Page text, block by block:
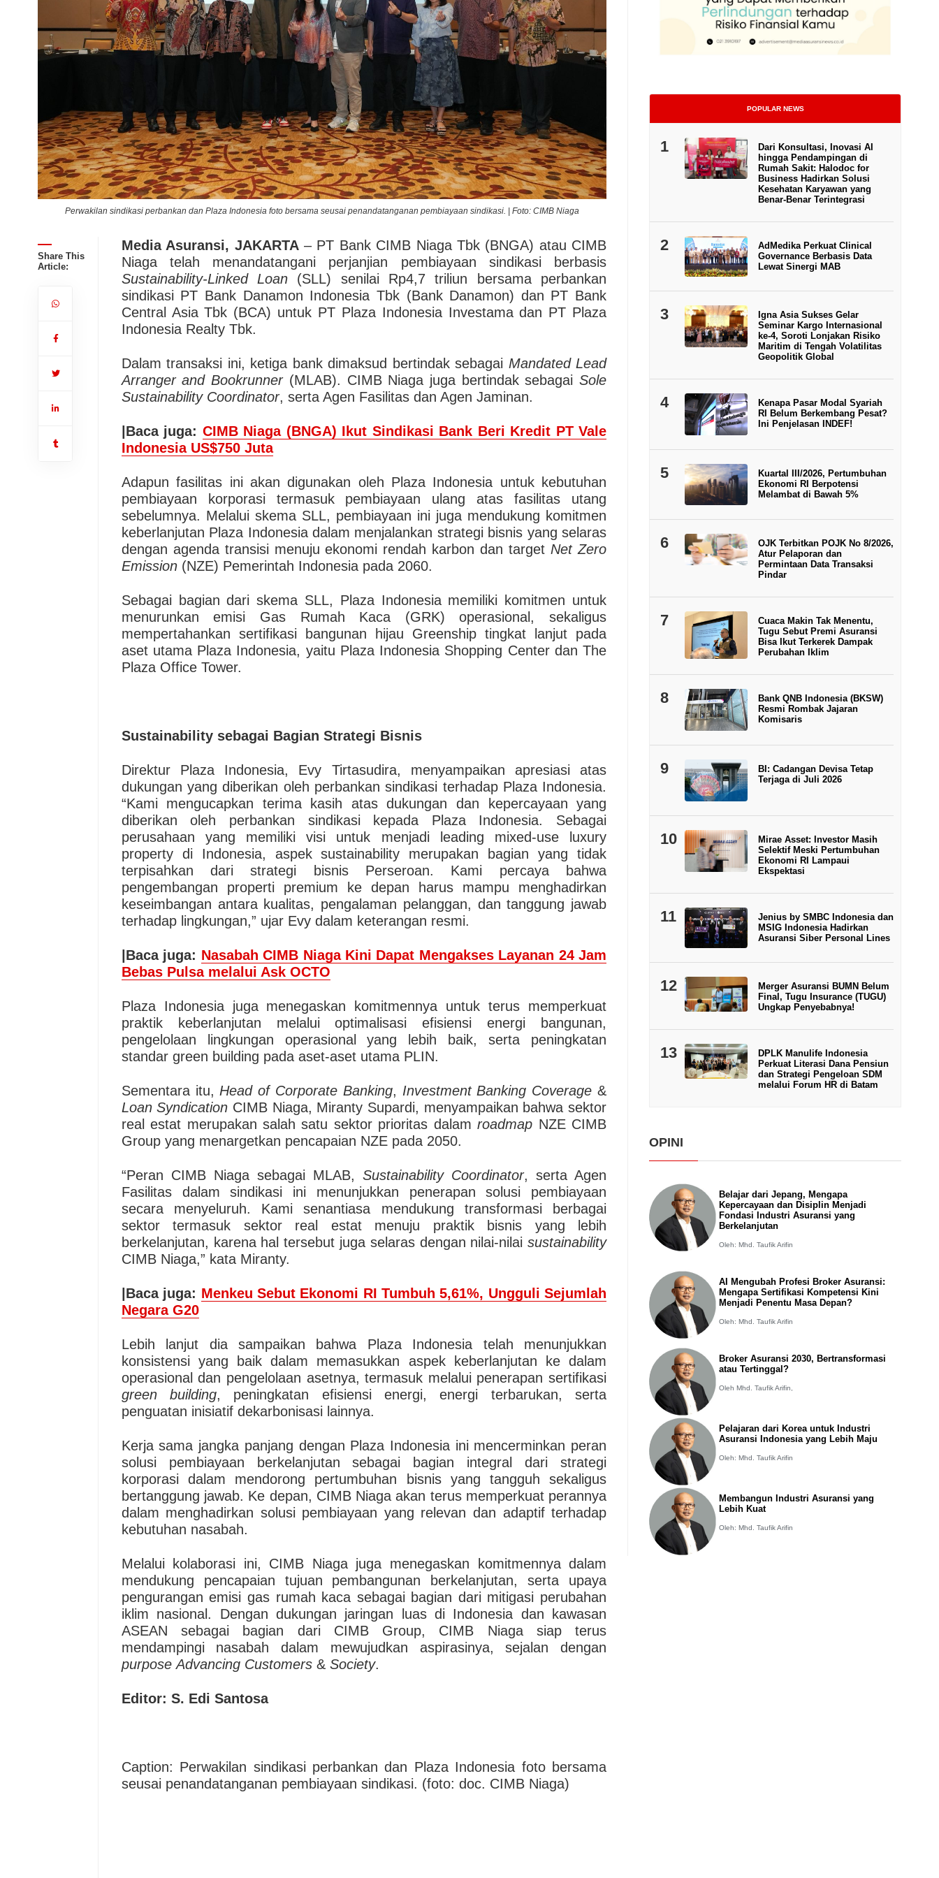
Perwakilan sindikasi perbankan dan Plaza Indonesia foto bersama seusai penandatanganan pembiayaan sindikasi. | Foto: CIMB Niaga
Share This
Article:
Media Asuransi, JAKARTA– PT Bank CIMB Niaga Tbk (BNGA) atau CIMB
Niaga telah menandatangani perjanjian pembiayaan sindikasi berbasis
Sustainability-Linked Loan (SLL) senilai Rp4,7 triliun bersama perbankan
sindikasi PT Bank Danamon Indonesia Tbk (Bank Danamon) dan PT Bank
Central Asia Tbk (BCA) untuk PT Plaza Indonesia Investama dan PT Plaza
Indonesia Realty Tbk.
Dalam transaksi ini, ketiga bank dimaksud bertindak sebagai Mandated Lead
Arranger and Bookrunner(MLAB). CIMB Niaga juga bertindak sebagaiSole
Sustainability Coordinator, serta Agen Fasilitas dan Agen Jaminan.
|Baca juga: CIMB Niaga (BNGA) Ikut Sindikasi Bank Beri Kredit PT Vale
Indonesia US$750 Juta
Adapun fasilitas ini akan digunakan oleh Plaza Indonesia untuk kebutuhan
pembiayaan korporasi termasuk pembiayaan ulang atas fasilitas utang
sebelumnya. Melalui skema SLL, pembiayaan ini juga mendukung komitmen
keberlanjutan Plaza Indonesia dalam menjalankan strategi bisnis yang selaras
dengan agenda transisi menuju ekonomi rendah karbon dan target Net Zero
Emission(NZE) Pemerintah Indonesia pada 2060.
Sebagai bagian dari skema SLL, Plaza Indonesia memiliki komitmen untuk
menurunkan emisi Gas Rumah Kaca (GRK) operasional, sekaligus
mempertahankan sertifikasi bangunan hijau Greenship tingkat lanjut pada
aset utama Plaza Indonesia, yaitu Plaza Indonesia Shopping Center dan The
Plaza Office Tower.
Sustainability sebagai Bagian Strategi Bisnis
Direktur Plaza Indonesia, Evy Tirtasudira, menyampaikan apresiasi atas
dukungan yang diberikan oleh perbankan sindikasi terhadap Plaza Indonesia.
“Kami mengucapkan terima kasih atas dukungan dan kepercayaan yang
diberikan oleh perbankan sindikasi kepada Plaza Indonesia. Sebagai
perusahaan yang memiliki visi untuk menjadi leading mixed-use luxury
property di Indonesia, aspek sustainability merupakan bagian yang tidak
terpisahkan dari strategi bisnis Perseroan. Kami percaya bahwa
pengembangan properti premium ke depan harus mampu menghadirkan
keseimbangan antara kualitas, pengalaman pelanggan, dan tanggung jawab
terhadap lingkungan,” ujar Evy dalam keterangan resmi.
|Baca juga: Nasabah CIMB Niaga Kini Dapat Mengakses Layanan 24 Jam
Bebas Pulsa melalui Ask OCTO
Plaza Indonesia juga menegaskan komitmennya untuk terus memperkuat
praktik keberlanjutan melalui optimalisasi efisiensi energi bangunan,
pengelolaan lingkungan operasional yang lebih baik, serta peningkatan
standar green building pada aset-aset utama PLIN.
Sementara itu, Head of Corporate Banking, Investment Banking Coverage &
Loan Syndication CIMB Niaga, Miranty Supardi, menyampaikan bahwa sektor
real estat merupakan salah satu sektor prioritas dalamroadmap NZE CIMB
Group yang menargetkan pencapaian NZE pada 2050.
“Peran CIMB Niaga sebagai MLAB, Sustainability Coordinator, serta Agen
Fasilitas dalam sindikasi ini menunjukkan penerapan solusi pembiayaan
secara menyeluruh. Kami senantiasa mendukung transformasi berbagai
sektor termasuk sektor real estat menuju praktik bisnis yang lebih
berkelanjutan, karena hal tersebut juga selaras dengan nilai-nilaisustainability
CIMB Niaga,” kata Miranty.
|Baca juga: Menkeu Sebut Ekonomi RI Tumbuh 5,61%, Ungguli Sejumlah
Negara G20
Lebih lanjut dia sampaikan bahwa Plaza Indonesia telah menunjukkan
konsistensi yang baik dalam memasukkan aspek keberlanjutan ke dalam
operasional dan pengelolaan asetnya, termasuk melalui penerapan sertifikasi
green building, peningkatan efisiensi energi, energi terbarukan, serta
penguatan inisiatif dekarbonisasi lainnya.
Kerja sama jangka panjang dengan Plaza Indonesia ini mencerminkan peran
solusi pembiayaan berkelanjutan sebagai bagian integral dari strategi
korporasi dalam mendorong pertumbuhan bisnis yang tangguh sekaligus
bertanggung jawab. Ke depan, CIMB Niaga akan terus memperkuat perannya
dalam menghadirkan solusi pembiayaan yang relevan dan adaptif terhadap
kebutuhan nasabah.
Melalui kolaborasi ini, CIMB Niaga juga menegaskan komitmennya dalam
mendukung pencapaian tujuan pembangunan berkelanjutan, serta upaya
pengurangan emisi gas rumah kaca sebagai bagian dari mitigasi perubahan
iklim nasional. Dengan dukungan jaringan luas di Indonesia dan kawasan
ASEAN sebagai bagian dari CIMB Group, CIMB Niaga siap terus
mendampingi nasabah dalam mewujudkan aspirasinya, sejalan dengan
purpose Advancing Customers& Society.
Editor: S. Edi Santosa
Caption: Perwakilan sindikasi perbankan dan Plaza Indonesia foto bersama
seusai penandatanganan pembiayaan sindikasi. (foto: doc. CIMB Niaga)
POPULAR NEWS
1
Dari Konsultasi, Inovasi AI
hingga Pendampingan di
Rumah Sakit: Halodoc for
Business Hadirkan Solusi
Kesehatan Karyawan yang
Benar-Benar Terintegrasi
2
AdMedika Perkuat Clinical
Governance Berbasis Data
Lewat Sinergi MAB
3
Igna Asia Sukses Gelar
Seminar Kargo Internasional
ke-4, Soroti Lonjakan Risiko
Maritim di Tengah Volatilitas
Geopolitik Global
4
Kenapa Pasar Modal Syariah
RI Belum Berkembang Pesat?
Ini Penjelasan INDEF!
5
Kuartal III/2026, Pertumbuhan
Ekonomi RI Berpotensi
Melambat di Bawah 5%
6
OJK Terbitkan POJK No 8/2026,
Atur Pelaporan dan
Permintaan Data Transaksi
Pindar
7
Cuaca Makin Tak Menentu,
Tugu Sebut Premi Asuransi
Bisa Ikut Terkerek Dampak
Perubahan Iklim
8
Bank QNB Indonesia (BKSW)
Resmi Rombak Jajaran
Komisaris
9
BI: Cadangan Devisa Tetap
Terjaga di Juli 2026
10
Mirae Asset: Investor Masih
Selektif Meski Pertumbuhan
Ekonomi RI Lampaui
Ekspektasi
11
Jenius by SMBC Indonesia dan
MSIG Indonesia Hadirkan
Asuransi Siber Personal Lines
12
Merger Asuransi BUMN Belum
Final, Tugu Insurance (TUGU)
Ungkap Penyebabnya!
13
DPLK Manulife Indonesia
Perkuat Literasi Dana Pensiun
dan Strategi Pengeloan SDM
melalui Forum HR di Batam
OPINI
Belajar dari Jepang, Mengapa
Kepercayaan dan Disiplin Menjadi
Fondasi Industri Asuransi yang
Berkelanjutan
Oleh: Mhd. Taufik Arifin
AI Mengubah Profesi Broker Asuransi:
Mengapa Sertifikasi Kompetensi Kini
Menjadi Penentu Masa Depan?
Oleh: Mhd. Taufik Arifin
Broker Asuransi 2030, Bertransformasi
atau Tertinggal?
Oleh Mhd. Taufik Arifin,
Pelajaran dari Korea untuk Industri
Asuransi Indonesia yang Lebih Maju
Oleh: Mhd. Taufik Arifin
Membangun Industri Asuransi yang
Lebih Kuat
Oleh: Mhd. Taufik Arifin